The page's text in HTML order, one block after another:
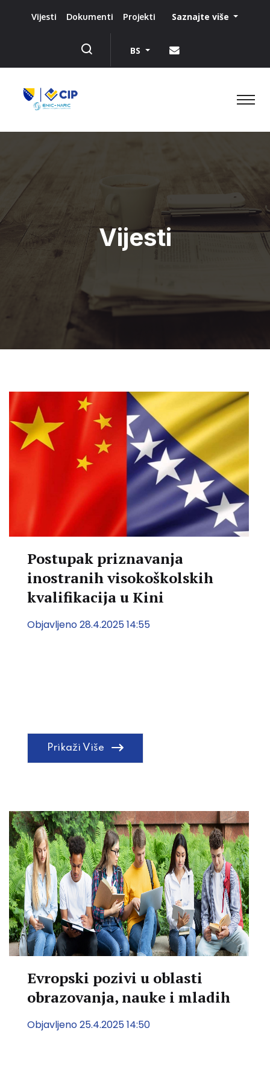
Vijesti Dokumenti Projekti Saznajte više
BS
Vijesti
Postupak priznavanja
inostranih visokoškolskih
kvalifikacija u Kini
Objavljeno 28.4.2025 14:55
Prikaži Više
Evropski pozivi u oblasti
obrazovanja, nauke i mladih
Objavljeno 25.4.2025 14:50